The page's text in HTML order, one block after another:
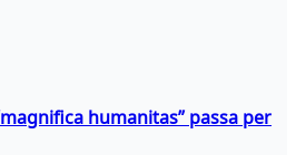
humanitas” passa per